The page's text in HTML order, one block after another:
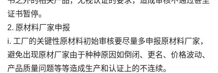
证书暂停。
2. 原材料厂家申报
i. 工厂的关键性原材料初始审核要尽量多申报原材料厂家，
避免出现原材厂家由于种种原因如倒闭、更名、价格波动、
产品质量问题等等造成生产和认证上的不连续。